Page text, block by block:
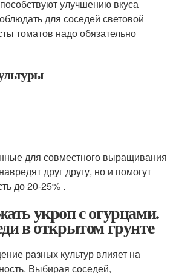
улучшению вкуса
для соседей световой
томатов надо обязательно
для совместного выращивания
друг другу, но и помогут
до 20-25% .
укроп с огурцами.
в открытом грунте
разных культур влияет на
Выбирая соседей,